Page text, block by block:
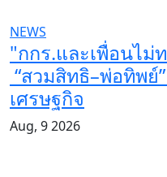
NEWS
"กกร.และเพื่อนไม่
“สวมสิทธิ–พ่อทิพย์
เศรษฐกิจ
Aug, 9 2026